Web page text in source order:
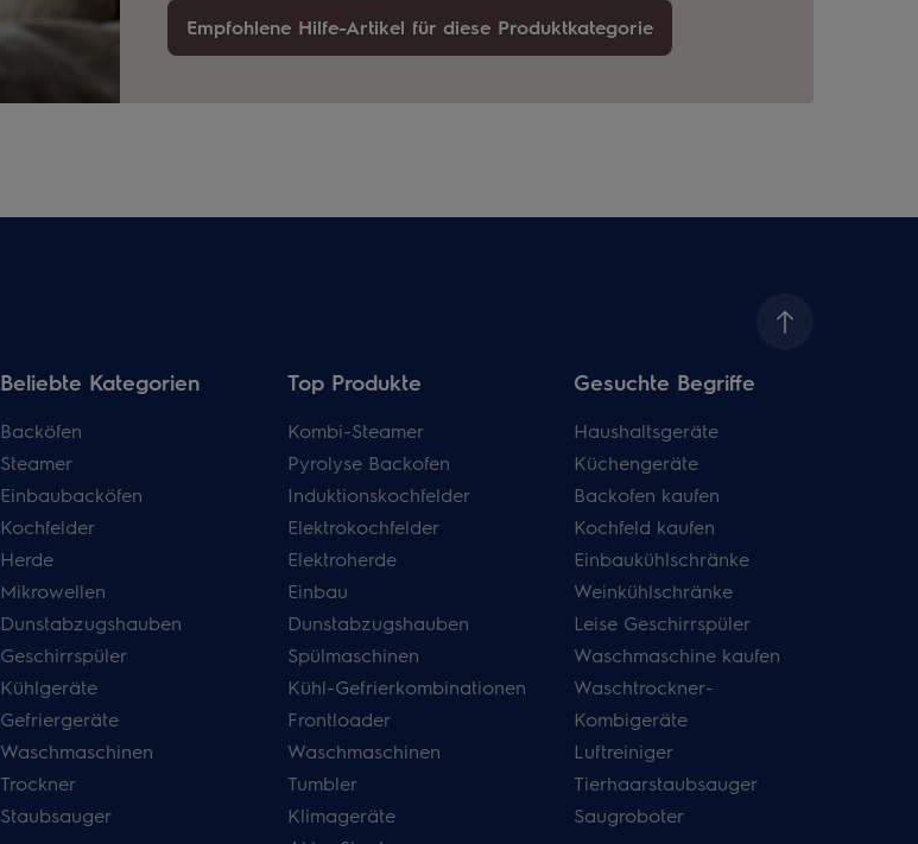
Empfohlene Hilfe-Artikel für diese Produktkategorie
Beliebte Kategorien
Backöfen
Steamer
Einbaubacköfen
Kochfelder
Herde
Mikrowellen
Dunstabzugshauben
Geschirrspüler
Kühlgeräte
Gefriergeräte
Waschmaschinen
Trockner
Staubsauger
Top Produkte
Kombi-Steamer
Pyrolyse Backofen
Induktionskochfelder
Elektrokochfelder
Elektroherde
Einbau
Dunstabzugshauben
Spülmaschinen
Kühl-Gefrierkombinationen
Frontloader
Waschmaschinen
Tumbler
Klimageräte
Gesuchte Begriffe
Haushaltsgeräte
Küchengeräte
Backofen kaufen
Kochfeld kaufen
Einbaukühlschränke
Weinkühlschränke
Leise Geschirrspüler
Waschmaschine kaufen
Waschtrockner-
Kombigeräte
Luftreiniger
Tierhaarstaubsauger
Saugroboter